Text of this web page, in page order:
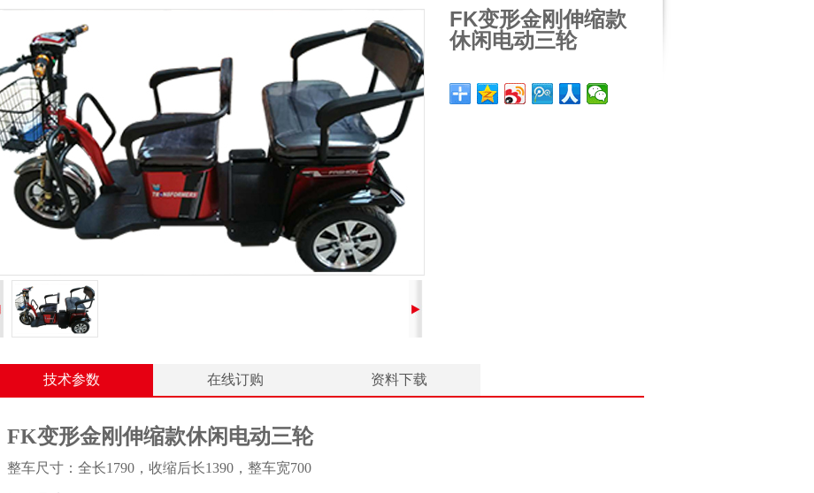
FK变形金刚伸缩款
休闲电动三轮
技术参数 在线订购 资料下载
FK变形金刚伸缩款休闲电动三轮
整车尺寸：全长1790，收缩后长1390，整车宽700